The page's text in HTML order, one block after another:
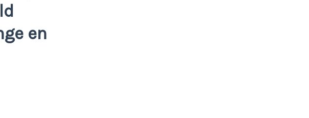
en